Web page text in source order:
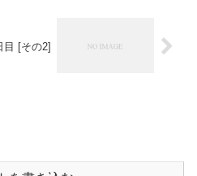
目 [その2]